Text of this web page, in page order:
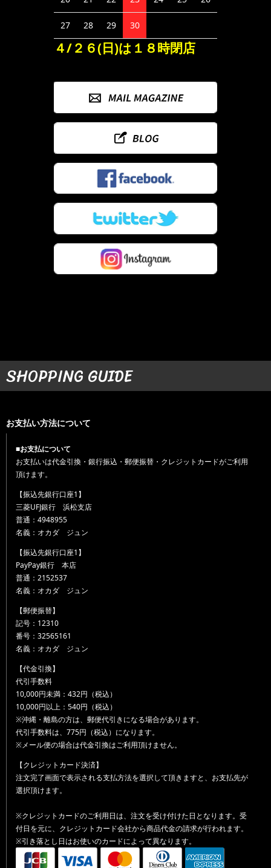
27 28 29 30
４/２６(日)は１８時閉店
SHOPPING GUIDE
お支払い方法について
■お支払について
お支払いは代金引換・銀行振込・郵便振替・クレジットカードがご利用
頂けます。
【振込先銀行口座1】
三菱UFJ銀行 浜松支店
普通：4948955
名義：オカダ ジュン
【振込先銀行口座1】
PayPay銀行 本店
普通：2152537
名義：オカダ ジュン
【郵便振替】
記号：12310
番号：32565161
名義：オカダ ジュン
【代金引換】
代引手数料
10,000円未満：432円（税込）
10,000円以上：540円（税込）
※沖縄・離島の方は、郵便代引きになる場合があります。
代引手数料は、775円（税込）になります。
※メール便の場合は代金引換はご利用頂けません。
【クレジットカード決済】
注文完了画面で表示される支払方法を選択して頂きますと、お支払先が
選択頂けます。
※クレジットカードのご利用日は、注文を受け付けた日となります。受
付日を元に、クレジットカード会社から商品代金の請求が行われます。
※引き落とし日はお使いのカードによって異なります。